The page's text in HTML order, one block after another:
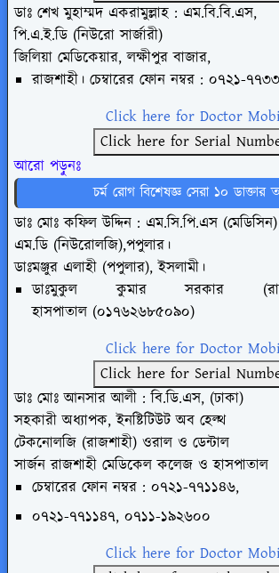
ডাঃ শেখ মুহাম্মদ একরামুল্লাহ : এম.বি.বি.এস,
পি.এ.ই.ডি (নিউরো সার্জারী)
জিলিয়া মেডিকেয়ার, লক্ষীপুর বাজার,
রাজশাহী। চেম্বারের ফোন নম্বর : ০৭২১-
Click here for Doctor
Click here for Serial
আরো পড়ুনঃ
চর্ম রোগ বিশেষজ্ঞ সেরা ১০ ডাক্তার
ডাঃ মোঃ কফিল উদ্দিন : এম.সি.পি.এস (মেডিসিন)
এম.ডি (নিউরোলজি),পপুলার।
ডাঃমঞ্জুর এলাহী (পপুলার), ইসলামী।
ডাঃমুকুল কুমার সরকার
হাসপাতাল (০১৭৬২৬৮৫০৯০)
Click here for Doctor
Click here for Serial
ডাঃ মোঃ আনসার আলী : বি.ডি.এস, (ঢাকা)
সহকারী অধ্যাপক, ইনষ্টিটিউট অব হেল্থ
টেকনোলজি (রাজশাহী) ওরাল ও ডেন্টাল
সার্জন রাজশাহী মেডিকেল কলেজ ওহাসপাতাল
চেম্বারের ফোন নম্বর : ০৭২১-৭৭১১৪৬,
০৭২১-৭৭১১৪৭, ০৭১১-১৯২৬০০
Click here for Doctor